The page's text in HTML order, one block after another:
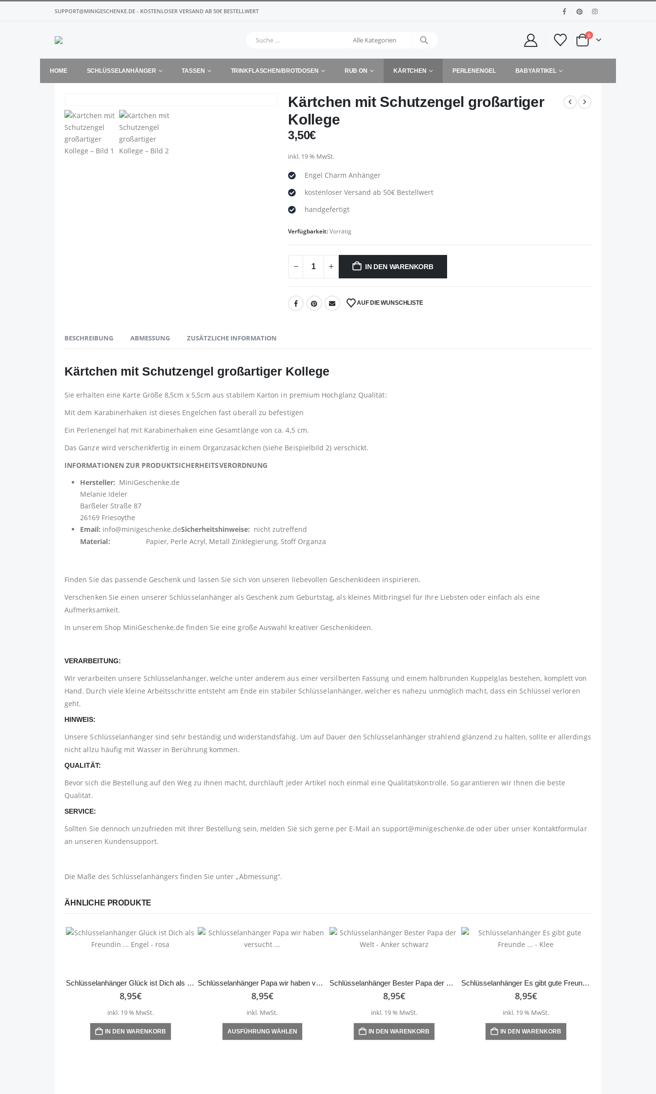
SUPPORT@MINIGESCHENKE.DE - KOSTENLOSER VERSAND AB 50€ BESTELLWERT
0
HOME SCHLÜSSELANHÄNGER TASSEN TRINKFLASCHEN/BROTDOSEN RUB ON KÄRTCHEN PERLENENGEL BABYARTIKEL
Kärtchen mit Schutzengel großartiger
Kollege
3,50€
inkl. 19 % MwSt.
Engel Charm Anhänger
kostenloser Versand ab 50€ Bestellwert
handgefertigt
Verfügbarkeit:Vorrätig
IN DEN WARENKORB
AUF DIE WUNSCHLISTE
BESCHREIBUNG ABMESSUNG ZUSÄTZLICHE INFORMATION
Kärtchen mit Schutzengel großartiger Kollege
Sie erhalten eine Karte Größe 8,5cm x 5,5cm aus stabilem Karton in premium Hochglanz Qualität:
Mit dem Karabinerhaken ist dieses Engelchen fast überall zu befestigen
Ein Perlenengel hat mit Karabinerhaken eine Gesamtlänge von ca. 4,5 cm.
Das Ganze wird verschenkfertig in einem Organzasäckchen (siehe Beispielbild 2) verschickt.
INFORMATIONEN ZUR PRODUKTSICHERHEITSVERORDNUNG
Hersteller: MiniGeschenke.de
Melanie Ideler
Barßeler Straße 87
26169 Friesoythe
Email: info@minigeschenke.deSicherheitshinweise: nicht zutreffend
Material: Papier, Perle Acryl, Metall Zinklegierung, Stoff Organza
Finden Sie das passende Geschenk und lassen Sie sich von unseren liebevollen Geschenkideen inspirieren.
Verschenken Sie einen unserer Schlüsselanhänger als Geschenk zum Geburtstag, als kleines Mitbringsel für Ihre Liebsten oder einfach als eine
Aufmerksamkeit.
In unserem Shop MiniGeschenke.de finden Sie eine große Auswahl kreativer Geschenkideen.
VERARBEITUNG:
Wir verarbeiten unsere Schlüsselanhänger, welche unter anderem aus einer versilberten Fassung und einem halbrunden Kuppelglas bestehen, komplett von
Hand. Durch viele kleine Arbeitsschritte entsteht am Ende ein stabiler Schlüsselanhänger, welcher es nahezu unmöglich macht, dass ein Schlüssel verloren
geht.
HINWEIS:
Unsere Schlüsselanhänger sind sehr beständig und widerstandsfähig. Um auf Dauer den Schlüsselanhänger strahlend glänzend zu halten, sollte er allerdings
nicht allzu häufig mit Wasser in Berührung kommen.
QUALITÄT:
Bevor sich die Bestellung auf den Weg zu Ihnen macht, durchläuft jeder Artikel noch einmal eine Qualitätskontrolle. So garantieren wir Ihnen die beste
Qualität.
SERVICE:
Sollten Sie dennoch unzufrieden mit Ihrer Bestellung sein, melden Sie sich gerne per E-Mail an support@minigeschenke.de oder über unser Kontaktformular
an unseren Kundensupport.
Die Maße des Schlüsselanhängers finden Sie unter „Abmessung“.
ÄHNLICHE PRODUKTE
Schlüsselanhänger Glück ist Dich als Freundin … Engel – rosa
8,95€
inkl. 19 % MwSt.
IN DEN WARENKORB
Schlüsselanhänger Papa wir haben versucht …
8,95€
inkl. MwSt.
AUSFÜHRUNG WÄHLEN
Dieses Produkt weist mehrere Varianten auf. Die Optionen können auf der Produktseite gewählt werden
Schlüsselanhänger Bester Papa der Welt – Anker schwarz
8,95€
inkl. 19 % MwSt.
IN DEN WARENKORB
Schlüsselanhänger Es gibt gute Freunde … – Klee
8,95€
inkl. 19 % MwSt.
IN DEN WARENKORB